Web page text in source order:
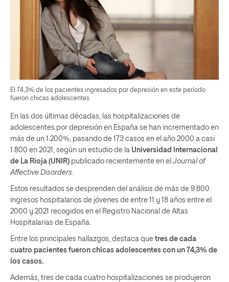
El 74,3% de los pacientes ingresados por depresión en este período
fueron chicas adolescentes.
En las dos últimas décadas, las hospitalizaciones de
adolescentes por depresión en España se han incrementado en
más de un 1.200%, pasando de 173 casos en el año 2000 a casi
1.800 en 2021, según un estudio de la Universidad Internacional
de La Rioja (UNIR) publicado recientemente en el Journal of
Affective Disorders.
Estos resultados se desprenden del análisis de más de 9.800
ingresos hospitalarios de jóvenes de entre 11 y 18 años entre el
2000 y 2021 recogidos en el Registro Nacional de Altas
Hospitalarias de España.
Entre los principales hallazgos, destaca que tres de cada
cuatro pacientes fueron chicas adolescentes con un 74,3% de
los casos.
Además, tres de cada cuatro hospitalizaciones se produjeron